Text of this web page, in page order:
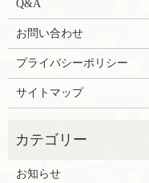
Q&A
お問い合わせ
プライバシーポリシー
サイトマップ
お知らせ